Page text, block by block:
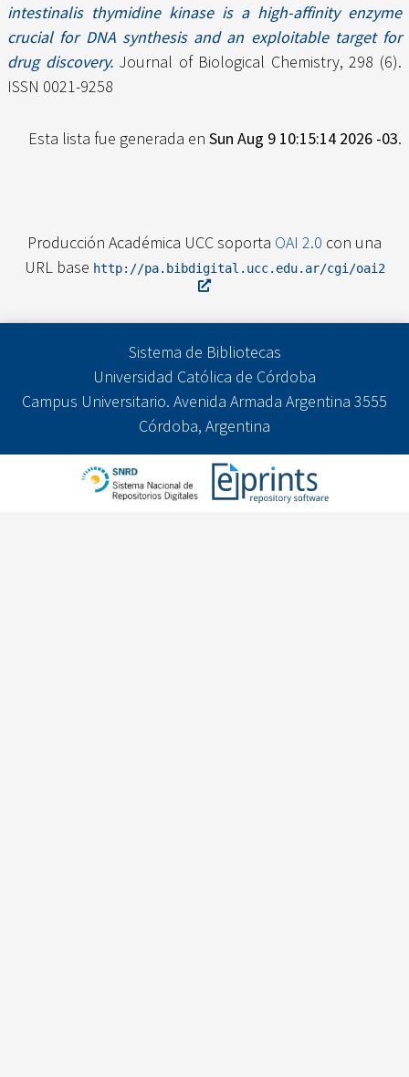
intestinalis thymidine kinase is a high-affinity enzyme
crucial for DNA synthesis and an exploitable target for
drug discovery.Journal of Biological Chemistry, 298 (6).
ISSN 0021-9258
Esta lista fue generada en Sun Aug 9 10:15:14 2026 -03.
Producción Académica UCC soporta OAI 2.0 con una
URL base http://pa.bibdigital.ucc.edu.ar/cgi/oai2
Sistema de Bibliotecas
Universidad Católica de Córdoba
Campus Universitario. Avenida Armada Argentina 3555
Córdoba, Argentina